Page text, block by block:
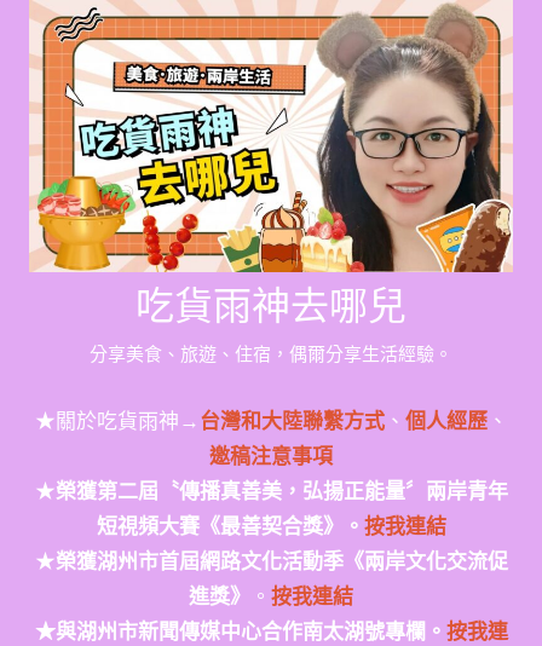
Skip
content
吃貨雨神去哪兒
分享美食、旅遊、住宿，偶爾分享生活經驗。
★關於吃貨雨神→台灣和大陸聯繫方式、 個人經歷、
邀稿注意事項
★榮獲第二屆〝傳播真善美，弘揚正能量〞兩岸青年
短視頻大賽《最善契合獎》。 按我連結
★榮獲湖州市首屆網路文化活動季《兩岸文化交流促
進獎》
。 按我連結
★與湖州市新聞傳媒中心合作南太湖號專欄。 按我連